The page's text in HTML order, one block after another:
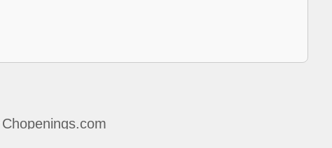
Chopenings.com